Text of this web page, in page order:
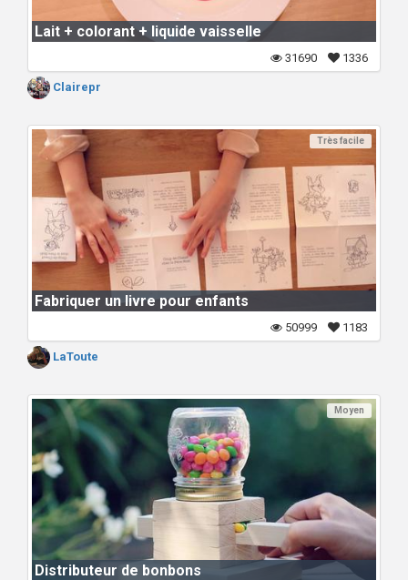
Lait + colorant + liquide vaisselle
1336
31690
Clairepr
Très facile
Fabriquer un livre pour enfants
1183
50999
LaToute
Moyen
Distributeur de bonbons